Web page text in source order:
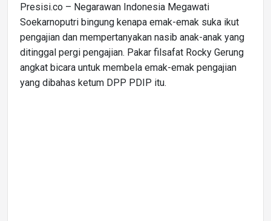
Presisi.co – Negarawan Indonesia Megawati
Soekarnoputri bingung kenapa emak-emak suka ikut
pengajian dan mempertanyakan nasib anak-anak yang
ditinggal pergi pengajian. Pakar filsafat Rocky Gerung
angkat bicara untuk membela emak-emak pengajian
yang dibahas ketum DPP PDIP itu.